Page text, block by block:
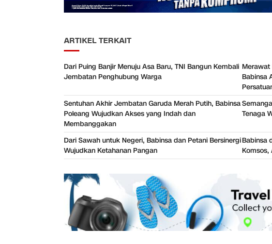
ARTIKEL TERKAIT
Dari Puing Banjir Menuju Asa Baru, TNI Bangun Kembali
Jembatan Penghubung Warga
Merawat
Babinsa
Sentuhan Akhir Jembatan Garuda Merah Putih, Babinsa
Poleang Wujudkan Akses yang Indah dan
Membanggakan
Tenaga
Dari Sawah untuk Negeri, Babinsa dan Petani Bersinergi
Wujudkan Ketahanan Pangan
Babinsa
Komsos,